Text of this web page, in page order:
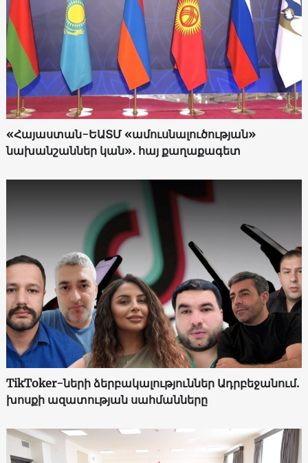
«Հայաստան-ԵԱՏՄ «ամուսնալուծության»
նախանշաններ կան»․ հայ քաղաքագետ
TikToker-ների ձերբակալություններ Ադրբեջանում.
խոսքի ազատության սահմանները